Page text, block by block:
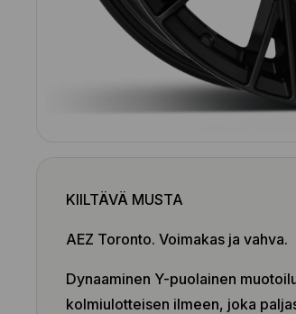
KIILTÄVÄ MUSTA
AEZ Toronto. Voimakas ja vahva.
Dynaaminen Y-puolainen
kolmiulotteisen ilmeen, joka